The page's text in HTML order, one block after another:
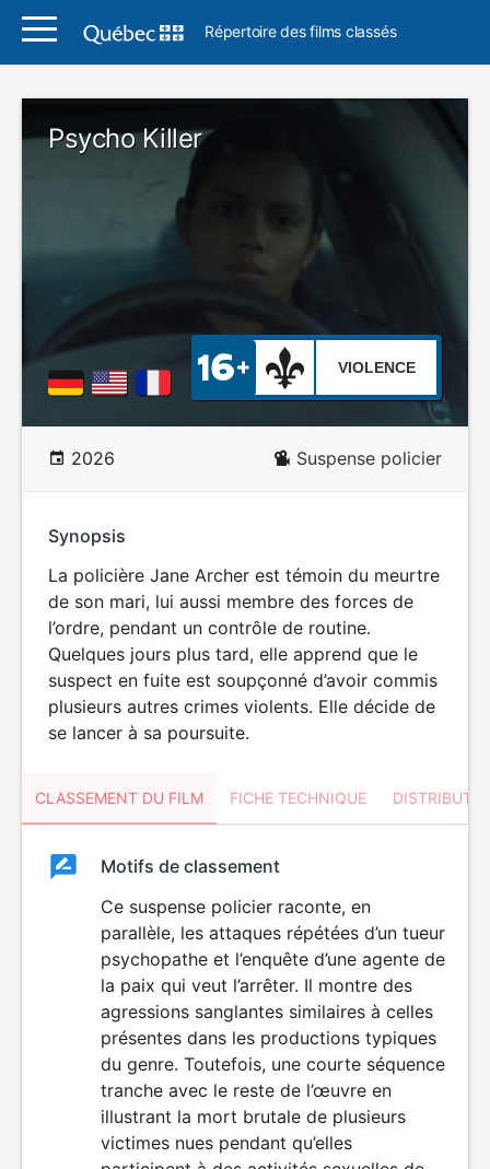
Répertoire des films classés
Psycho Killer
VIOLENCE
2026 Suspense policier
Synopsis
La policière Jane Archer est témoin du meurtre
de son mari, lui aussi membre des forces de
l’ordre, pendant un contrôle de routine.
Quelques jours plus tard, elle apprend que le
suspect en fuite est soupçonné d’avoir commis
plusieurs autres crimes violents. Elle décide de
se lancer à sa poursuite.
CLASSEMENT DU FILM FICHE TECHNIQUE
ClassementClassement
VIOLENCE
Motifs de classement
Ce suspense policier raconte, en
parallèle, les attaques répétées d’un tueur
psychopathe et l’enquête d’une agente de
la paix qui veut l’arrêter. Il montre des
agressions sanglantes similaires à celles
présentes dans les productions typiques
du genre. Toutefois, une courte séquence
tranche avec le reste de l’œuvre en
illustrant la mort brutale de plusieurs
victimes nues pendant qu’elles